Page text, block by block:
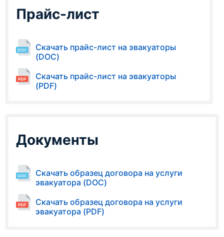
Прайс-лист
Скачать прайс-лист на эвакуаторы
(DOC)
Скачать прайс-лист на эвакуаторы
(PDF)
Документы
Скачать образец договора на услуги
эвакуатора (DOC)
Скачать образец договора на услуги
эвакуатора (PDF)